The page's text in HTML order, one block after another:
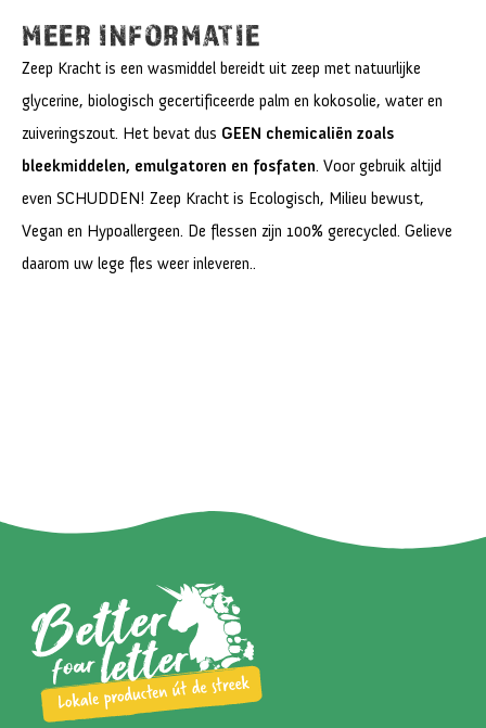
MEER INFORMATIE
Zeep Kracht is een wasmiddel bereidt uit zeep met natuurlijke
glycerine, biologisch gecertificeerde palm en kokosolie, water en
zuiveringszout. Het bevat dus GEEN chemicaliën zoals
bleekmiddelen, emulgatoren en fosfaten. Voor gebruik altijd
even SCHUDDEN! Zeep Kracht is Ecologisch, Milieu bewust,
Vegan en Hypoallergeen. De flessen zijn 100% gerecycled. Gelieve
daarom uw lege fles weer inleveren..